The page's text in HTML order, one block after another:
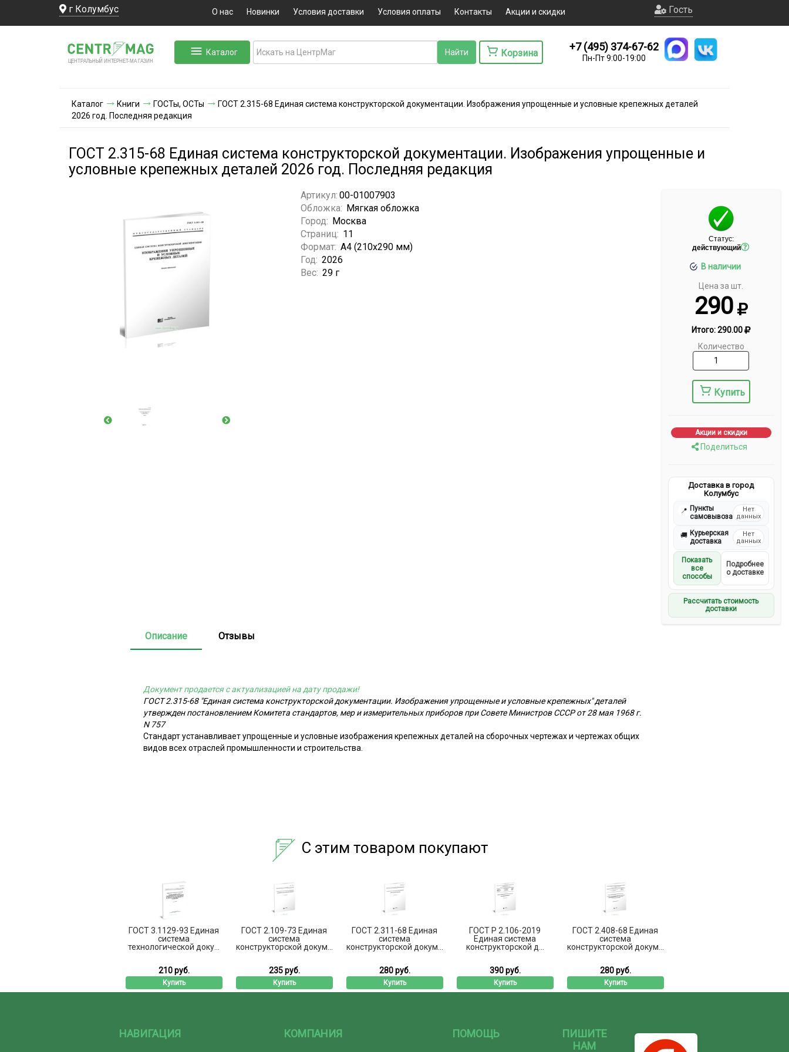
г Колумбус О нас Новинки Условия доставки Условия оплаты Контакты Акции и скидки Гость
ЦЕНТРАЛЬНЫЙ ИНТЕРНЕТ-МА ГАЗИН
Каталог Корзина
+7 (495) 374-67-62
Пн-Пт 9:00-19:00
Каталог Книги ГОСТы, ОСТы
ГОСТ 2.315-68 Единая система конструкторской документации. Изображения упрощенные и условные крепежных деталей
2026 год. Последняя редакция
ГОСТ 2.315-68 Единая система конструкторской документации. Изображения упрощенные и
условные крепежных деталей 2026 год. Последняя редакция
Статус:
действующий
В наличии
Цена за шт.
290
Итого:290.00
Количество
Купить
Акции и скидки
Поделиться
Доставка в город
Колумбус
📍 Пункты
самовывоза
Нет
данных
🚚 Курьерская
доставка
Нет
данных
Показать
все
способы
Подробнее
о доставке
Рассчитать стоимость
доставки
Артикул: 00-01007903
Обложка: Мягкая обложка
Город: Москва
Страниц: 11
Формат: А4 (210x290 мм)
Год: 2026
Вес: 29 г
Описание Отзывы
Документ продается с актуализацией на дату продажи!
ГОСТ 2.315-68 "Единая система конструкторской документации. Изображения упрощенные и условные крепежных" деталей
утвержден постановлением Комитета стандартов, мер и измерительных приборов при Совете Министров СССР от 28 мая 1968 г.
N 757
Стандарт устанавливает упрощенные и условные изображения крепежных деталей на сборочных чертежах и чертежах общих
видов всех отраслей промышленности и строительства.
С этим товаром покупают
ГОСТ 3.1129-93 Единая
система
технологической доку...
210 руб.
Купить
ГОСТ 2.109-73 Единая
система
конструкторской докум...
235 руб.
Купить
ГОСТ 2.311-68 Единая
система
конструкторской докум...
280 руб.
Купить
ГОСТ Р 2.106-2019
Единая система
конструкторской д...
390 руб.
Купить
ГОСТ 2.408-68 Единая
система
конструкторской докум...
280 руб.
Купить
НАВИГАЦИЯ КОМПАНИЯ ПОМОЩЬ
ПИШИТЕ
НАМ